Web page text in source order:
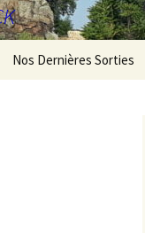
Nos Dernières Sorties